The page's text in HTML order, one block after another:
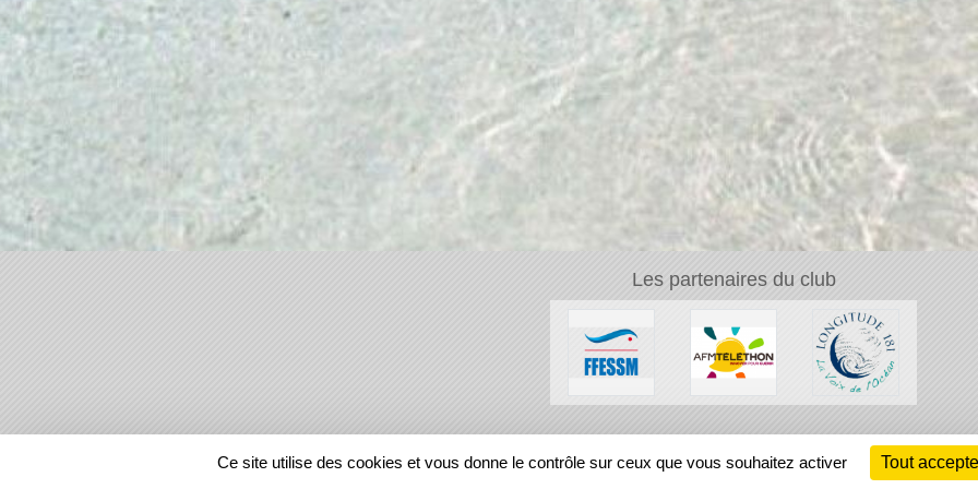
Les partenaires du club
REGIONS
Ce site utilise des cookies et vous donne le contrôle sur ceux que vous souhaitez activer Tout